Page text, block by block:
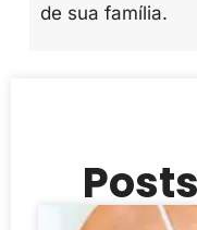
de sua família.